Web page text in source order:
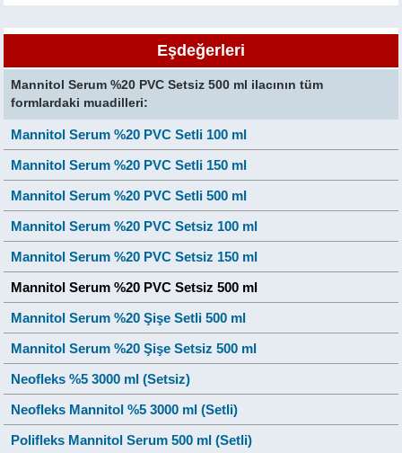
Eşdeğerleri
Mannitol Serum %20 PVC Setsiz 500 ml ilacının tüm
formlardaki muadilleri:
Mannitol Serum %20 PVC Setli 100 ml
Mannitol Serum %20 PVC Setli 150 ml
Mannitol Serum %20 PVC Setli 500 ml
Mannitol Serum %20 PVC Setsiz 100 ml
Mannitol Serum %20 PVC Setsiz 150 ml
Mannitol Serum %20 PVC Setsiz 500 ml
Mannitol Serum %20 Şişe Setli 500 ml
Mannitol Serum %20 Şişe Setsiz 500 ml
Neofleks %5 3000 ml (Setsiz)
Neofleks Mannitol %5 3000 ml (Setli)
Polifleks Mannitol Serum 500 ml (Setli)